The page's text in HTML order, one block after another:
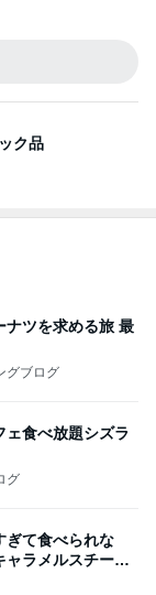
ク品
ナツを求める旅 最
グブログ
ェ食べ放題シズラ
グ
ぎて食べられな
ラメルスチーム